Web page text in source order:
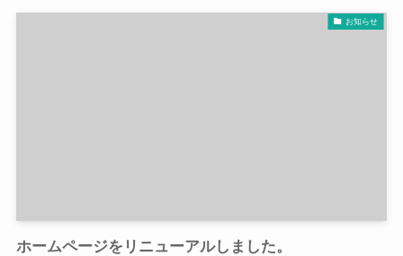
お知らせ
ホームページをリニューアルしました。